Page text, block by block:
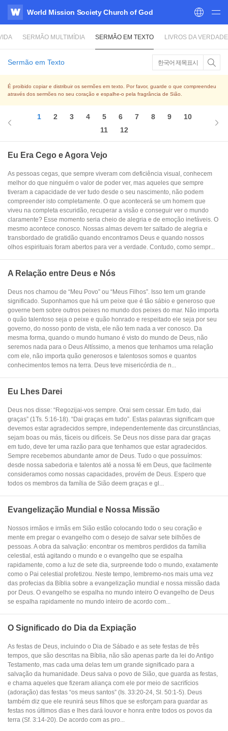
WATV
World Mission Society Church of God
SERMÃO MULTIMÍDIA SERMÃO EM TEXTO LIVROS DA VERDADE
Sermão em Texto 한국어 제목표시
É proibido copiar e distribuir os sermões em texto. Por favor, guarde o que compreendeu
através dos sermões no seu coração e espalhe-o pela fragrância de Sião.
1 2 3 4 5 6 7 8 9
10
11
12
Eu Era Cego e Agora Vejo
As pessoas cegas, que sempre viveram com deficiência visual, conhecem
melhor do que ninguém o valor de poder ver, mas aqueles que sempre
tiveram a capacidade de ver tudo desde o seu nascimento, não podem
compreender isto completamente. O que acontecerá se um homem que
viveu na completa escuridão, recuperar a visão e conseguir ver o mundo
claramente? Esse momento seria cheio de alegria e de emoção inefáveis. O
mesmo acontece conosco. Nossas almas devem ter saltado de alegria e
transbordado de gratidão quando encontramos Deus e quando nossos
olhos espirituais foram abertos para ver a verdade. Contudo, como sempr...
A Relação entre Deus e Nós
Deus nos chamou de “Meu Povo” ou “Meus Filhos”. Isso tem um grande
significado. Suponhamos que há um peixe que é tão sábio e generoso que
governe bem sobre outros peixes no mundo dos peixes do mar. Não importa
o quão talentoso seja o peixe e quão honrado e respeitado ele seja por seu
governo, do nosso ponto de vista, ele não tem nada a ver conosco. Da
mesma forma, quando o mundo humano é visto do mundo de Deus, não
seremos nada para o Deus Altíssimo, a menos que tenhamos uma relação
com ele, não importa quão generosos e talentosos somos e quantos
conhecimentos temos na terra. Deus teve misericórdia de n...
Eu Lhes Darei
Deus nos disse: “Regozijai-vos sempre. Orai sem cessar. Em tudo, dai
graças” (1Ts. 5:16-18). “Dai graças em tudo”. Estas palavras significam que
devemos estar agradecidos sempre, independentemente das circunstâncias,
sejam boas ou más, fáceis ou difíceis. Se Deus nos disse para dar graças
em tudo, deve ter uma razão para que tenhamos que estar agradecidos.
Sempre recebemos abundante amor de Deus. Tudo o que possuímos:
desde nossa sabedoria e talentos até a nossa fé em Deus, que facilmente
consideramos como nossas capacidades, provém de Deus. Espero que
todos os membros da família de Sião deem graças e gl...
Evangelização Mundial e Nossa Missão
Nossos irmãos e irmãs em Sião estão colocando todo o seu coração e
mente em pregar o evangelho com o desejo de salvar sete bilhões de
pessoas. A obra da salvação: encontrar os membros perdidos da família
celestial, está agitando o mundo e o evangelho que se espalha
rapidamente, como a luz de sete dia, surpreende todo o mundo, exatamente
como o Pai celestial profetizou. Neste tempo, lembremo-nos mais uma vez
das profecias da Bíblia sobre a evangelização mundial e nossa missão dada
por Deus. O evangelho se espalha no mundo inteiro O evangelho de Deus
se espalha rapidamente no mundo inteiro de acordo com...
O Significado do Dia da Expiação
As festas de Deus, incluindo o Dia de Sábado e as sete festas de três
tempos, que são descritas na Bíblia, não são apenas parte da lei do Antigo
Testamento, mas cada uma delas tem um grande significado para a
salvação da humanidade. Deus salva o povo de Sião, que guarda as festas,
e chama aqueles que fizeram aliança com ele por meio de sacrifícios
(adoração) das festas “os meus santos” (Is. 33:20-24, Sl. 50:1-5). Deus
também diz que ele reunirá seus filhos que se esforçam para guardar as
festas nos últimos dias e lhes dará louvor e honra entre todos os povos da
terra (Sf. 3:14-20). De acordo com as pro...